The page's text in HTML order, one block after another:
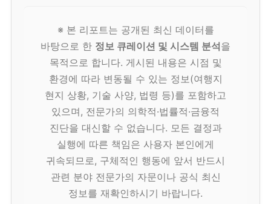
※ 본 리포트는 공개된 최신 데이터를
바탕으로 한 정보 큐레이션 및 시스템 분석을
목적으로 합니다. 게시된 내용은 시점 및
환경에 따라 변동될 수 있는 정보(여행지
현지 상황, 기술 사양, 법령 등)를 포함하고
있으며, 전문가의 의학적·법률적·금융적
진단을 대신할 수 없습니다. 모든 결정과
실행에 따른 책임은 사용자 본인에게
귀속되므로, 구체적인 행동에 앞서 반드시
관련 분야 전문가의 자문이나 공식 최신
정보를 재확인하시기 바랍니다.